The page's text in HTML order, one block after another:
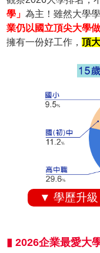
學」為主！雖然大學
業仍以國立頂尖大學
擁有一份好工作，頂
▼ 學歷升
▮ 2026企業最愛大